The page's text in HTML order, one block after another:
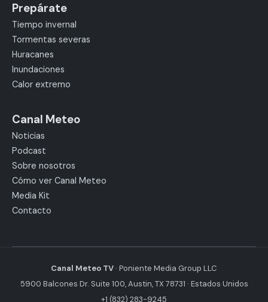
Prepárate
Tiempo invernal
Tormentas severas
Huracanes
Inundaciones
Calor extremo
Canal Meteo
Noticias
Podcast
Sobre nosotros
Cómo ver Canal Meteo
Media Kit
Contacto
Canal Meteo TV · Poniente Media Group LLC
5900 Balcones Dr. Suite 100, Austin, TX 78731 · Estados Unidos
+1 (832) 283-9245